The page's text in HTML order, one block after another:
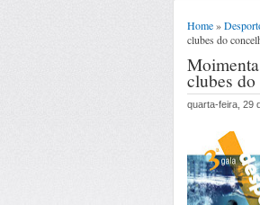
Home»
clubes do
clubes
quarta-feira, 29